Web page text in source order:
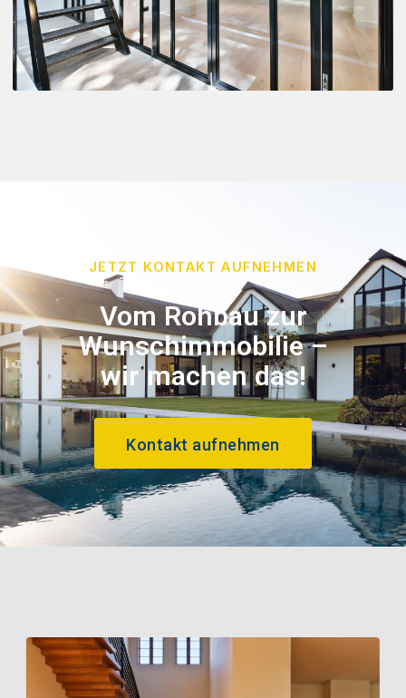
JETZT KONTAKT AUFNEHMEN
Vom Rohbau zur
Wunschimmobilie –
wir machen das!
Kontakt aufnehmen